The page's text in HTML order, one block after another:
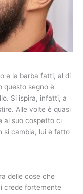
e la barba fatti, al di
questo segno è
Si ispira, infatti, a
Alle volte è quasi
al suo cospetto ci
si cambia, lui è fatto
delle cose che
crede fortemente